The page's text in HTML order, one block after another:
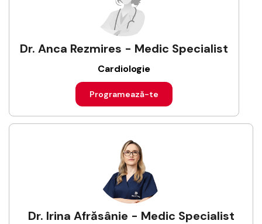
Dr. Anca Rezmires - Medic Specialist
Cardiologie
Programează-te
Dr. Irina Afrăsânie - Medic Specialist